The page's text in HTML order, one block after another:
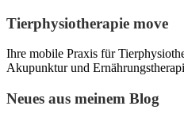
Tierphysiotherapie move
Ihre mobile Praxis für
Akupunktur und
Neues aus meinem Blog